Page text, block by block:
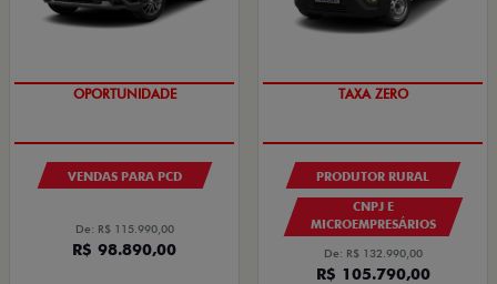
OPORTUNIDADE
VENDAS PARA PCD
De: R$ 115.990,00
R$ 98.890,00
TAXA ZERO
PRODUTOR RURAL
CNPJ E
MICROEMPRESÁRIOS
De: R$ 132.990,00
R$ 105.790,00